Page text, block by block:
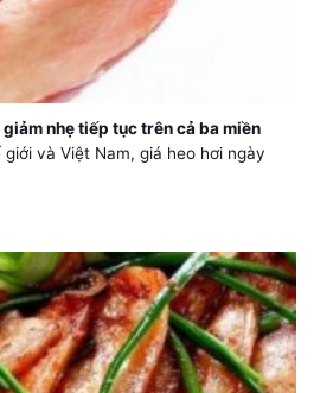
nhẹ tiếp tục trên cả ba miền
và Việt Nam, giá heo hơi ngày